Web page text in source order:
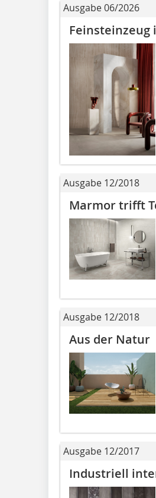
Ausgabe 06/2026
Ausgabe 12/2018
Marmor trifft
Ausgabe 12/2018
Aus der Natur
Ausgabe 12/2017
Industriell